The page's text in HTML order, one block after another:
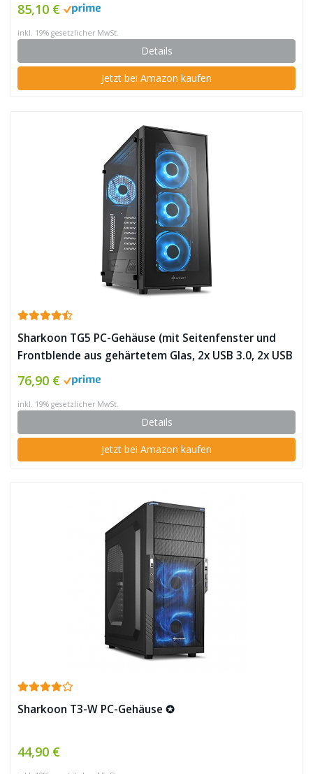
85,10 €
inkl. 19% gesetzlicher MwSt.
Details
Jetzt bei Amazon kaufen
Sharkoon TG5 PC-Gehäuse (mit Seitenfenster und
Frontblende aus gehärtetem Glas, 2x USB 3.0, 2x USB
2.0, 4x 120 mm LED-Lüfter) ✪
76,90 €
inkl. 19% gesetzlicher MwSt.
Details
Jetzt bei Amazon kaufen
Sharkoon T3-W PC-Gehäuse ✪
44,90 €